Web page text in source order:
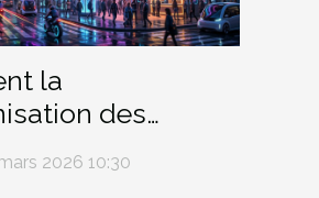
la
des
urbaine ?
2026 10:30